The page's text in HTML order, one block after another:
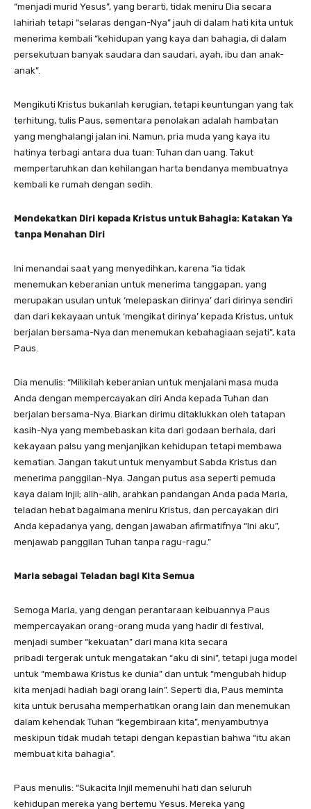
“menjadi murid Yesus”, yang berarti, tidak meniru Dia secara
lahiriah tetapi “selaras dengan-Nya” jauh di dalam hati kita untuk
menerima kembali “kehidupan yang kaya dan bahagia, di dalam
persekutuan banyak saudara dan saudari, ayah, ibu dan anak-
anak”.
Mengikuti Kristus bukanlah kerugian, tetapi keuntungan yang tak
terhitung, tulis Paus, sementara penolakan adalah hambatan
yang menghalangi jalan ini. Namun, pria muda yang kaya itu
hatinya terbagi antara dua tuan: Tuhan dan uang. Takut
mempertaruhkan dan kehilangan harta bendanya membuatnya
kembali ke rumah dengan sedih.
Mendekatkan Diri kepada Kristus untuk Bahagia: Katakan Ya
tanpa Menahan Diri
Ini menandai saat yang menyedihkan, karena “ia tidak
menemukan keberanian untuk menerima tanggapan, yang
merupakan usulan untuk ‘melepaskan dirinya’ dari dirinya sendiri
dan dari kekayaan untuk ‘mengikat dirinya’ kepada Kristus, untuk
berjalan bersama-Nya dan menemukan kebahagiaan sejati”, kata
Paus.
Dia menulis: “Milikilah keberanian untuk menjalani masa muda
Anda dengan mempercayakan diri Anda kepada Tuhan dan
berjalan bersama-Nya. Biarkan dirimu ditaklukkan oleh tatapan
kasih-Nya yang membebaskan kita dari godaan berhala, dari
kekayaan palsu yang menjanjikan kehidupan tetapi membawa
kematian. Jangan takut untuk menyambut Sabda Kristus dan
menerima panggilan-Nya. Jangan putus asa seperti pemuda
kaya dalam Injil; alih-alih, arahkan pandangan Anda pada Maria,
teladan hebat bagaimana meniru Kristus, dan percayakan diri
Anda kepadanya yang, dengan jawaban afirmatifnya “Ini aku”,
menjawab panggilan Tuhan tanpa ragu-ragu.”
Maria sebagai Teladan bagi Kita Semua
Semoga Maria, yang dengan perantaraan keibuannya Paus
mempercayakan orang-orang muda yang hadir di festival,
menjadi sumber “kekuatan” dari mana kita secara
pribadi tergerak untuk mengatakan “aku di sini”, tetapi juga model
untuk “membawa Kristus ke dunia” dan untuk “mengubah hidup
kita menjadi hadiah bagi orang lain”. Seperti dia, Paus meminta
kita untuk berusaha memperhatikan orang lain dan menemukan
dalam kehendak Tuhan “kegembiraan kita”, menyambutnya
meskipun tidak mudah tetapi dengan kepastian bahwa “itu akan
membuat kita bahagia”.
Paus menulis: “Sukacita Injil memenuhi hati dan seluruh
kehidupan mereka yang bertemu Yesus. Mereka yang